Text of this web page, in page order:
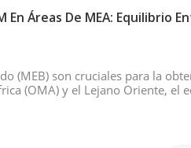
En Áreas De MEA: Equilibrio
(MEB) son cruciales para la
(OMA) y el Lejano Oriente,